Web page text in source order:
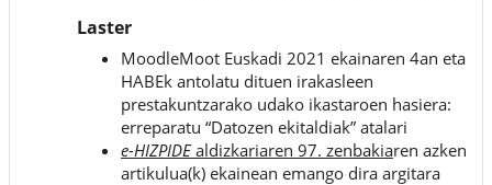
Laster
MoodleMoot Euskadi 2021 ekainaren 4an eta
HABEk antolatu dituen irakasleen
prestakuntzarako udako ikastaroen hasiera:
erreparatu “Datozen ekitaldiak” atalari
e-HIZPIDEaldizkariaren 97. zenbakiaren azken
artikulua(k) ekainean emango dira argitara